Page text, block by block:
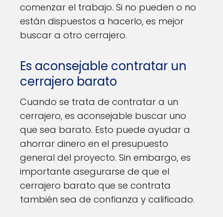
comenzar el trabajo. Si no pueden o no
están dispuestos a hacerlo, es mejor
buscar a otro cerrajero.
Es aconsejable contratar un
cerrajero barato
Cuando se trata de contratar a un
cerrajero, es aconsejable buscar uno
que sea barato. Esto puede ayudar a
ahorrar dinero en el presupuesto
general del proyecto. Sin embargo, es
importante asegurarse de que el
cerrajero barato que se contrata
también sea de confianza y calificado.